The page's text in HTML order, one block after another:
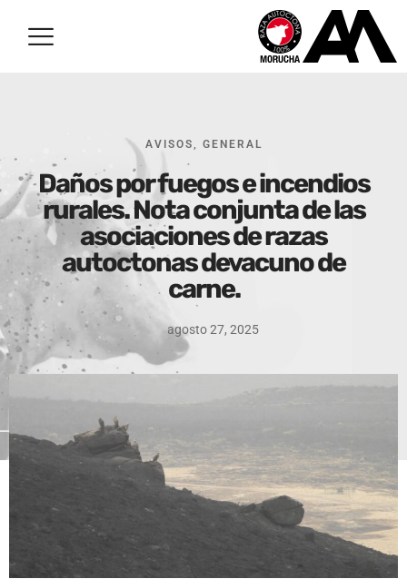
AVISOS, GENERAL
Daños por fuegos e incendios
rurales. Nota conjunta de las
asociaciones de razas
autoctonas devacuno de
carne.
agosto 27, 2025